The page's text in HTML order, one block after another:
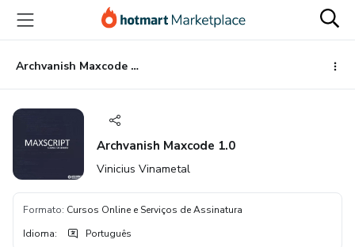
para
conteúdo
principal
para
pagamento
para
rodapé
Archvanish Maxcode 1.0
Archvanish Maxcode 1.0
Vinicius Vinametal
Formato: Cursos Online e Serviços de Assinatura
Idioma: Português